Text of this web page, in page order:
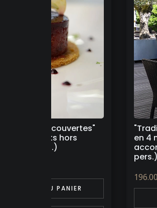
et Découvertes"
mouvements avec
mets et vins (2
AJOUTER AU PANIER
en 5